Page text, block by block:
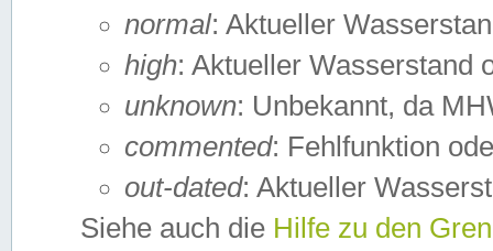
normal: Aktueller
high: Aktueller Wasserstand
unknown: Unbekannt, da
commented: Fehlfunktion
out-dated: Aktueller
Siehe auch die Hilfe zu den